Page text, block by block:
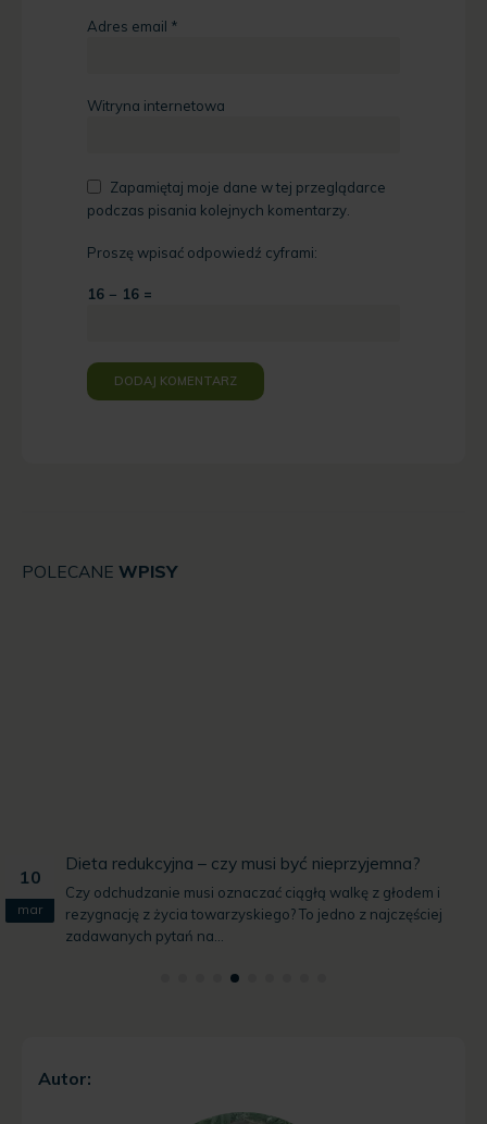
Adres email *
Witryna internetowa
Zapamiętaj moje dane w tej przeglądarce
podczas pisania kolejnych komentarzy.
Proszę wpisać odpowiedź cyframi:
16 − 16 =
POLECANE WPISY
10
mar
Dieta redukcyjna – czy musi być nieprzyjemna?
Czy odchudzanie musi oznaczać ciągłą walkę z głodem i
rezygnację z życia towarzyskiego? To jedno z najczęściej
zadawanych pytań na...
Autor: